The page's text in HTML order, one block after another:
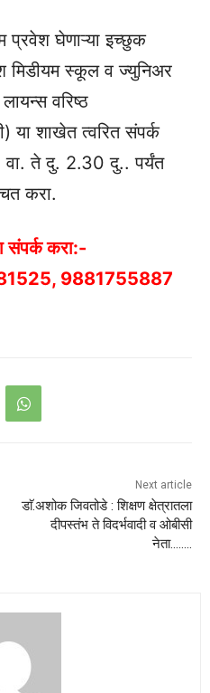
प्रवेश घेणाऱ्या इच्छुक
मिडीयम स्कूल व ज्युनिअर
वरिष्ठ
या शाखेत त्वरित संपर्क
वा. ते दु. 2.30 दु.. पर्यंत
करा.
संपर्क करा:-
, 9881755887
Next article
डाॅ.अशोक जिवतोडे : शिक्षण क्षेत्रातला
दीपस्तंभ ते विदर्भवादी व ओबीसी
नेता……..